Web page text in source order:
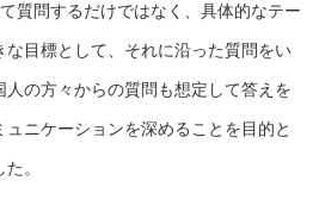
質問するだけではなく、具体的なテー
目標として、それに沿った質問をい
人の方々からの質問も想定して答えを
ニケーションを深めることを目的と
。